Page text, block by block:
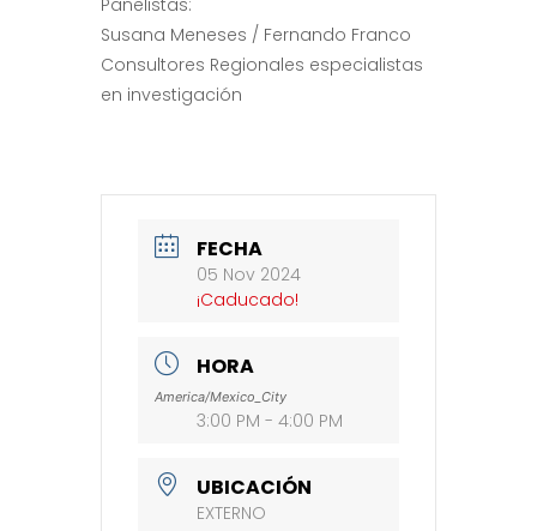
Susana Meneses / Fernando Franco
Consultores Regionales especialistas
en investigación
FECHA
05 Nov 2024
¡Caducado!
HORA
America/Mexico_City
3:00 PM - 4:00 PM
UBICACIÓN
EXTERNO